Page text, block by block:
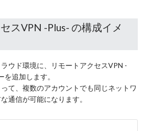
スVPN -Plus- の構成イメ
ウド環境に、リモートアクセスVPN -
追加します。
て、複数のアカウントでも同じネットワ
通信が可能になります。